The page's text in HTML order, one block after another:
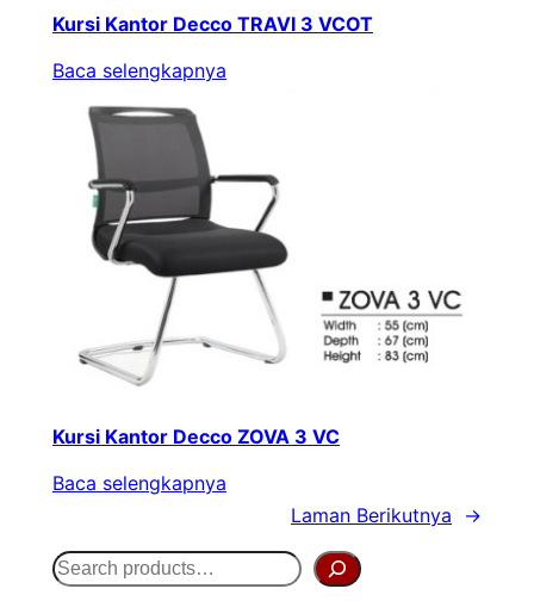
Kursi Kantor Decco TRAVI 3 VCOT
Baca selengkapnya
Kursi Kantor Decco ZOVA 3 VC
Baca selengkapnya
Laman Berikutnya
→
S